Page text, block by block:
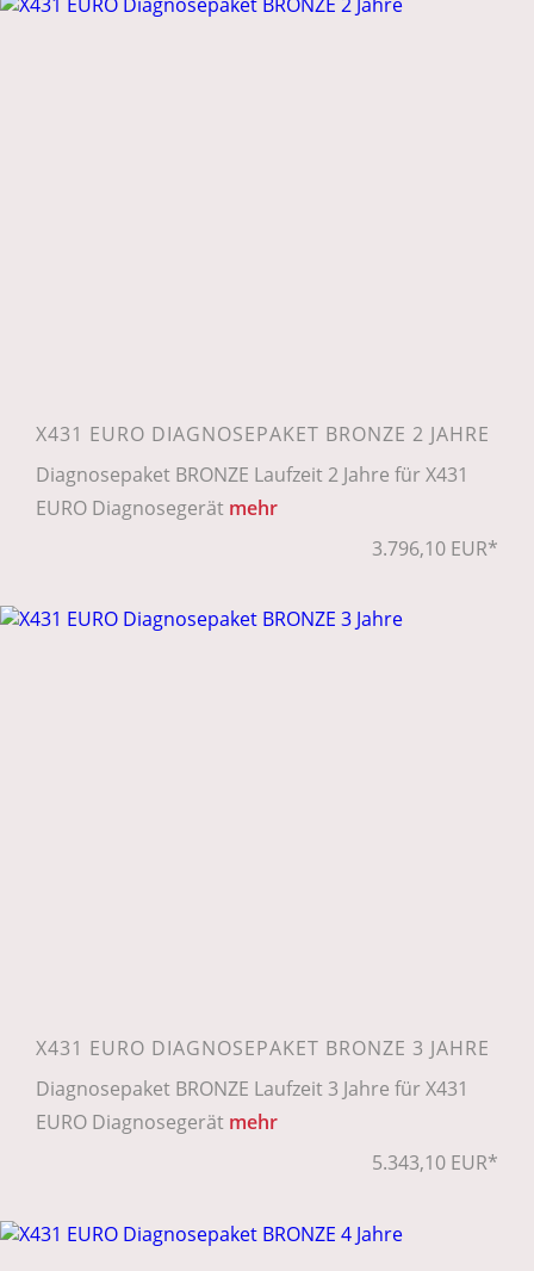
X431 EURO DIAGNOSEPAKET BRONZE 2 JAHRE
Diagnosepaket BRONZE Laufzeit 2 Jahre für X431
EURO Diagnosegerät mehr
3.796,10 EUR*
X431 EURO DIAGNOSEPAKET BRONZE 3 JAHRE
Diagnosepaket BRONZE Laufzeit 3 Jahre für X431
EURO Diagnosegerät mehr
5.343,10 EUR*